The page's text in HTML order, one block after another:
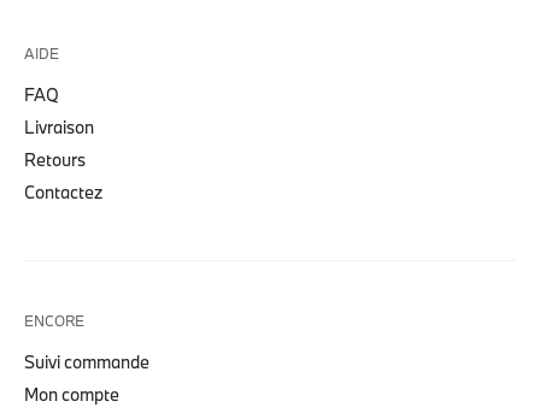
AIDE
FAQ
Livraison
Retours
Contactez
ENCORE
Suivi commande
Mon compte